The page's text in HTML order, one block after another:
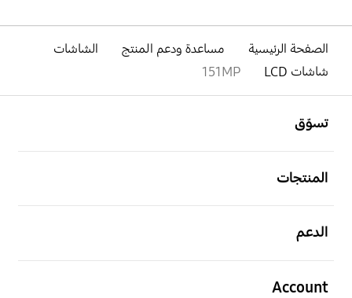
الصفحة الرئيسية مساعدة ودعم المنتج
الشاشات
شاشات LCD
151MP
تسوّق
المنتجات
الدعم
Account